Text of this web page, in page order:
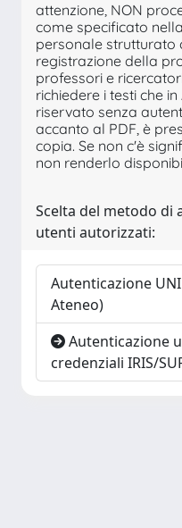
attenzione, NON
come specificato nella
personale strutturato
registrazione della
professori e
richiedere i testi che
riservato senza
accanto al PDF, è
copia. Se non c'è
non renderlo
Scelta del metodo di
utenti autorizzati:
Autenticazione
Ateneo)
Autenticazione
credenziali IRIS/